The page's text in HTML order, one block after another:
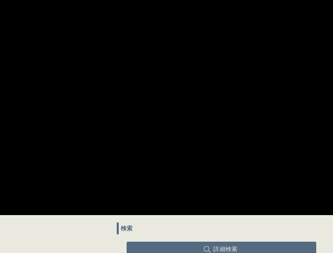
検索
詳細検索